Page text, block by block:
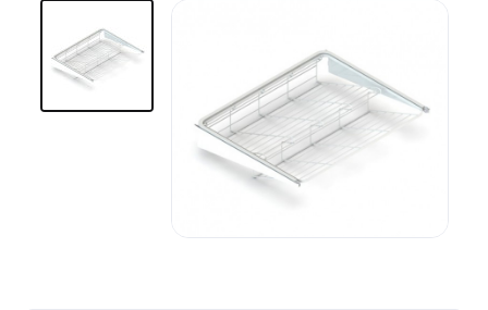
Мебельные образцы, каталоги